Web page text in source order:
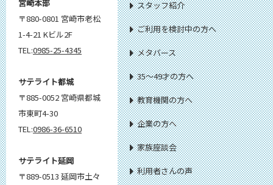
宮崎本部
〒880-0801 宮崎市老松
1-4-21 Kビル2F
TEL:0985-25-4345
サテライト都城
〒885-0052 宮崎県都城
市東町4-30
TEL:0986-36-6510
サテライト延岡
〒889-0513 延岡市土々
スタッフ紹介
ご利用を検討中の方へ
メタバース
35～49才の方へ
教育機関の方へ
企業の方へ
家族座談会
利用者さんの声